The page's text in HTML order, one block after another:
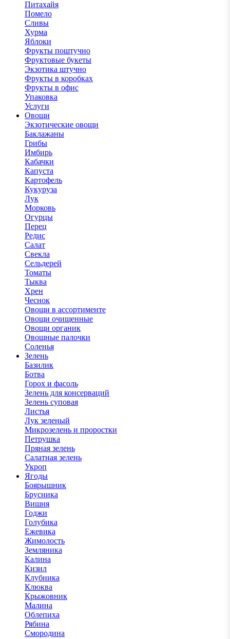
Питахайя
Помело
Сливы
Хурма
Яблоки
Фрукты поштучно
Фруктовые букеты
Экзотика штучно
Фрукты в коробках
Фрукты в офис
Упаковка
Услуги
Овощи
Экзотические овощи
Баклажаны
Грибы
Имбирь
Кабачки
Капуста
Картофель
Кукуруза
Лук
Морковь
Огурцы
Перец
Редис
Салат
Свекла
Сельдерей
Томаты
Тыква
Хрен
Чеснок
Овощи в ассортименте
Овощи очищенные
Овощи органик
Овощные палочки
Соленья
Зелень
Базилик
Ботва
Горох и фасоль
Зелень для консерваций
Зелень суповая
Листья
Лук зеленый
Микрозелень и проростки
Петрушка
Пряная зелень
Салатная зелень
Укроп
Ягоды
Боярышник
Брусника
Вишня
Годжи
Голубика
Ежевика
Жимолость
Земляника
Калина
Кизил
Клубника
Клюква
Крыжовник
Малина
Облепиха
Рябина
Смородина